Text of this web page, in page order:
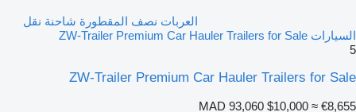
العربات نصف المقطورة شاحنة نقل
السيارات ZW-Trailer Premium Car Hauler Trailers for Sale
5
ZW-Trailer Premium Car Hauler Trailers for Sale
MAD 93,060 $10,000 ≈ €8,655